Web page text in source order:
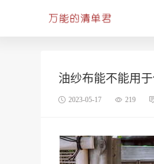
油纱布能不能用于
2023-05-17 219